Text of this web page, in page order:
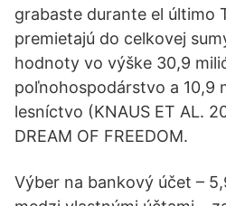
grabaste durante el último
premietajú do celkovej
hodnoty vo výške 30,9
poľnohospodárstvo a 10,9
lesníctvo (KNAUS ET AL.
DREAM OF FREEDOM.
Výber na bankový účet –